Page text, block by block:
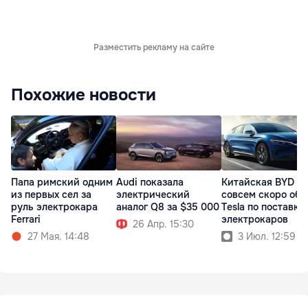
Разместить рекламу на сайте
Похожие новости
Папа римский одним
из первых сел за
руль электрокара
Ferrari
27 Мая. 14:48
Audi показала
электрический
аналог Q8 за $35 000
26 Апр. 15:30
Китайская BYD
совсем скоро
Tesla по
электрокаров
3 Июл. 12:59